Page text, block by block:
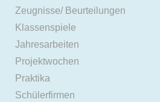
Zeugnisse/ Beurteilungen
Klassenspiele
Jahresarbeiten
Projektwochen
Praktika
Schülerfirmen